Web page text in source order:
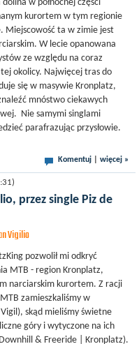
w północnej części
kurortem w tym regionie
Miejscowość ta w zimie jest
W lecie opanowana
ze względu na coraz
okolicy. Najwięcej tras do
się w masywie Kronplatz,
mnóstwo ciekawych
Nie samymi singlami
parafrazując przysłowie.
Komentuj więcej »
przez single Piz de
Vigilio
pozwolił mi odkryć
MTB - region Kronplatz,
narciarskim kurortem. Z racji
zamieszkaliśmy w
skąd mieliśmy świetne
góry i wytyczone na ich
& Freeride | Kronplatz).